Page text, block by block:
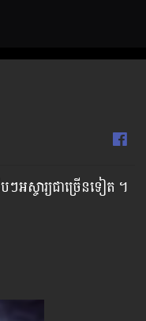
ៗអស្ចារ្យជាច្រើនទៀត ។